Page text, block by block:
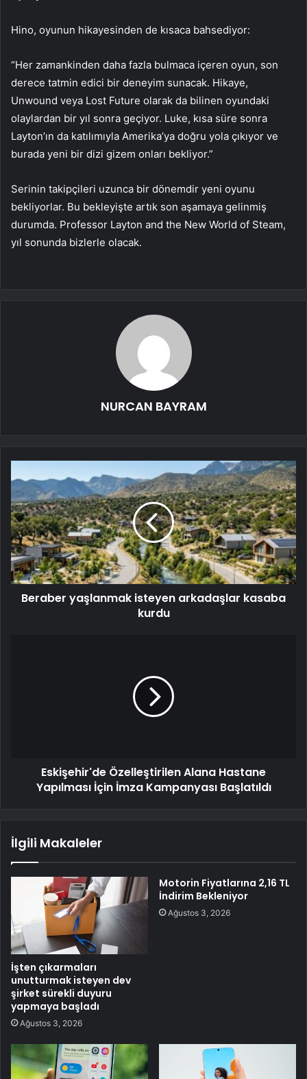
Hino, oyunun hikayesinden de kısaca bahsediyor:
“Her zamankinden daha fazla bulmaca içeren oyun, son
derece tatmin edici bir deneyim sunacak. Hikaye,
Unwound veya Lost Future olarak da bilinen oyundaki
olaylardan bir yıl sonra geçiyor. Luke, kısa süre sonra
Layton’ın da katılımıyla Amerika’ya doğru yola çıkıyor ve
burada yeni bir dizi gizem onları bekliyor.”
Serinin takipçileri uzunca bir dönemdir yeni oyunu
bekliyorlar. Bu bekleyişte artık son aşamaya gelinmiş
durumda. Professor Layton and the New World of Steam,
yıl sonunda bizlerle olacak.
NURCAN BAYRAM
Beraber yaşlanmak isteyen arkadaşlar kasaba
kurdu
Eskişehir'de Özelleştirilen Alana Hastane
Yapılması İçin İmza Kampanyası Başlatıldı
İlgili Makaleler
İşten çıkarmaları
unutturmak isteyen dev
şirket sürekli duyuru
yapmaya başladı
Ağustos 3, 2026
Motorin Fiyatlarına 2,16 TL
İndirim Bekleniyor
Ağustos 3, 2026